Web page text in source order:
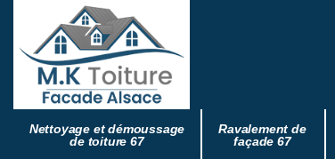
Nettoyage et démoussage
de toiture 67
Ravalement de
façade 67